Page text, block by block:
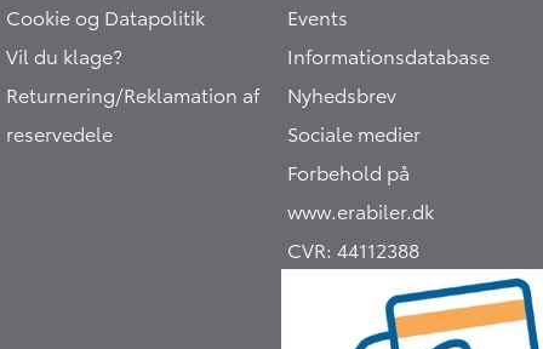
Cookie og Datapolitik
Vil du klage?
Returnering/Reklamation af
reservedele
Events
Informationsdatabase
Nyhedsbrev
Sociale medier
Forbehold på
www.erabiler.dk
CVR:44112388